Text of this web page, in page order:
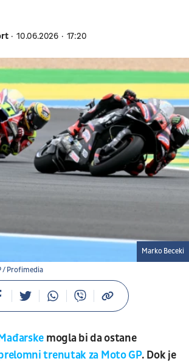
10.06.2026 17:20
/ Profimedia
Marko Beceki
mogla bi da ostane
trenutak za Moto GP. Dok je